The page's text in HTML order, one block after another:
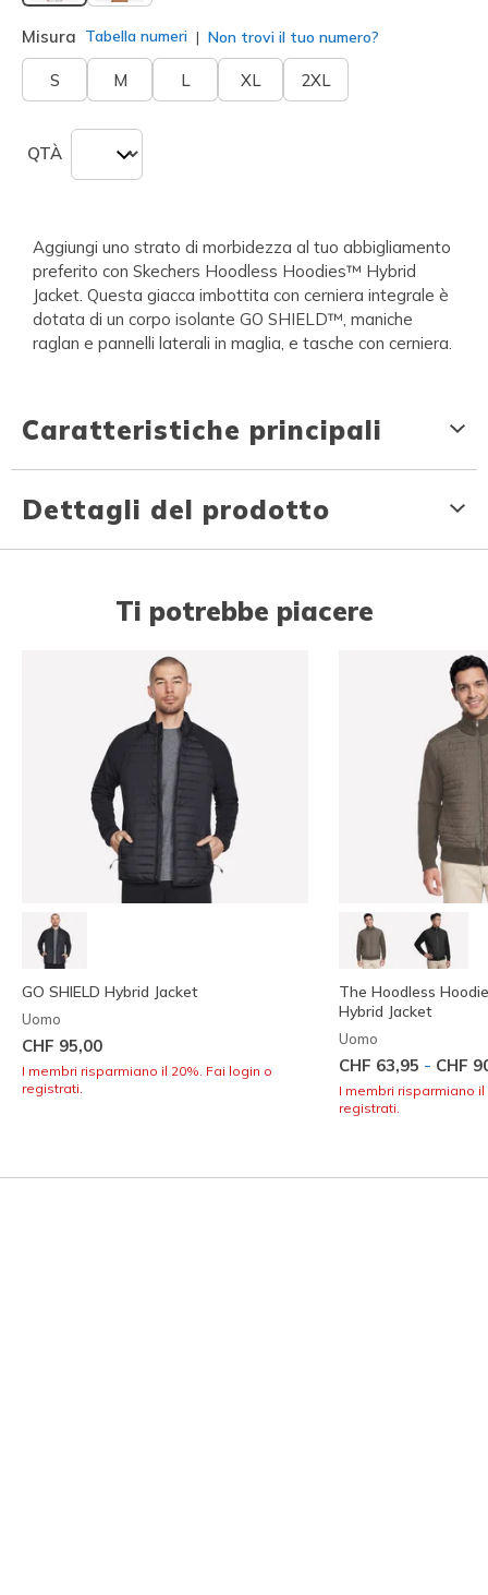
selezionato
Misura Tabella numeri Non trovi il tuo numero?
S M L XL 2XL
QTÀ
Aggiungi uno strato di morbidezza al tuo abbigliamento
preferito con Skechers Hoodless Hoodies™ Hybrid
Jacket. Questa giacca imbottita con cerniera integrale è
dotata di un corpo isolante GO SHIELD™, maniche
raglan e pannelli laterali in maglia, e tasche con cerniera.
Caratteristiche principali
Dettagli del prodotto
Ti potrebbe piacere
GO SHIELD Hybrid Jacket
Uomo
CHF 95,00
I membri risparmiano il 20%. Fai login o
registrati.
The Hoodless
Hybrid Jacket
Uomo
CHF 63,95 - CHF
I membri risparmiano
registrati.